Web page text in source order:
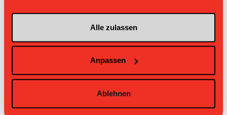
Alle zulassen
Anpassen
Ablehnen
3 UH BEO 18 +26 1.944 35
+12
6 Red Ants 18 -9 1.278 23